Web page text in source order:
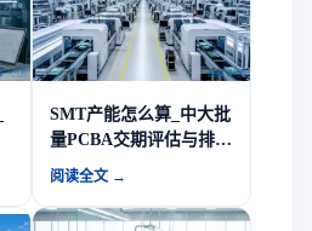
SMT产能怎么算_中大批
量PCBA交期评估与排产
逻辑-山西英特丽电子
阅读全文 →